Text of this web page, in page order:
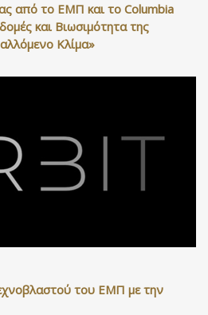
από το ΕΜΠ και το Columbia
και Βιωσιμότητα της
Κλίμα»
του ΕΜΠ με την